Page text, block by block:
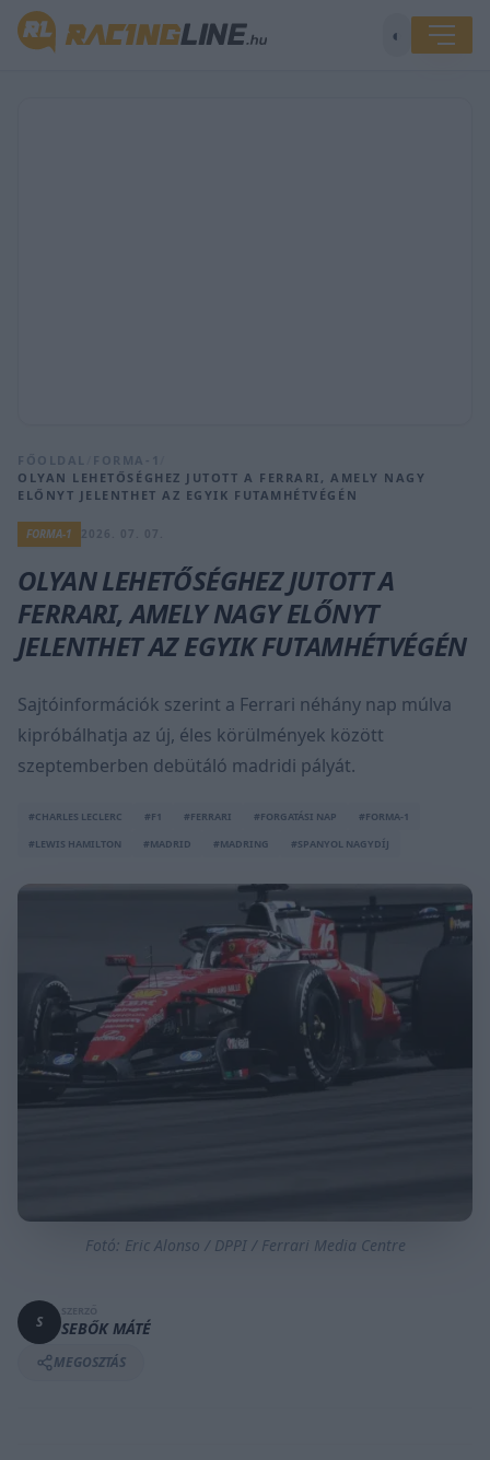
◐
FŐOLDAL FORMA-1
OLYAN LEHETŐSÉGHEZ JUTOTT A FERRARI, AMELY NAGY
ELŐNYT JELENTHET AZ EGYIK FUTAMHÉTVÉGÉN
FORMA-1
OLYAN LEHETŐSÉGHEZ JUTOTT A
FERRARI, AMELY NAGY ELŐNYT
JELENTHET AZ EGYIK FUTAMHÉTVÉGÉN
Sajtóinformációk szerint a Ferrari néhány nap múlva
kipróbálhatja az új, éles körülmények között
szeptemberben debütáló madridi pályát.
#CHARLES LECLERC #F1 #FERRARI #FORGATÁSI NAP
#FORMA-1
#LEWIS HAMILTON
#MADRID #MADRING #SPANYOL NAGYDÍJ
Fotó: Eric Alonso / DPPI / Ferrari Media Centre
S SEBŐK MÁTÉ
MEGOSZTÁS